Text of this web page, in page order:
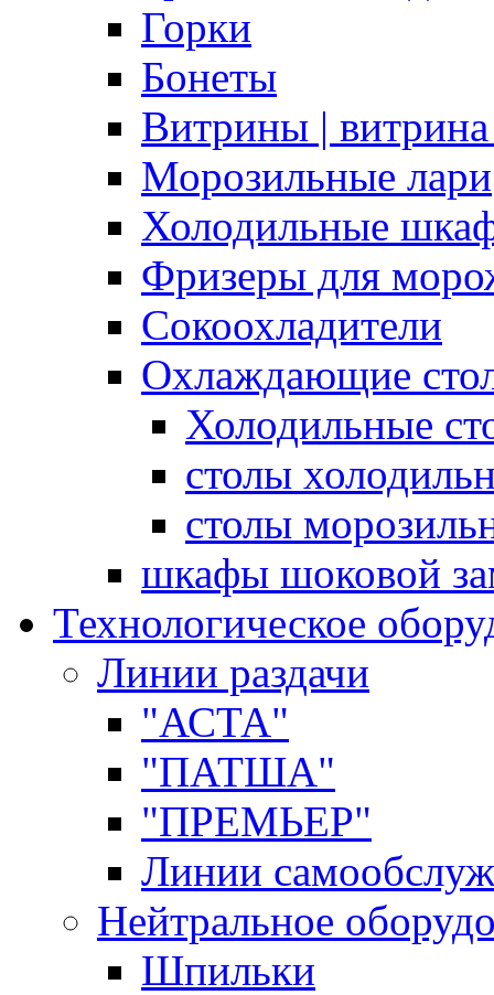
Горки
Бонеты
Витрины | витрина
Морозильные лари
Холодильные
Фризеры для
Сокоохладители
Охлаждающие
Холодильные
столы
столы
шкафы шоковой
Технологическое
Линии раздачи
"АСТА"
"ПАТША"
"ПРЕМЬЕР"
Линии
Нейтральное
Шпильки